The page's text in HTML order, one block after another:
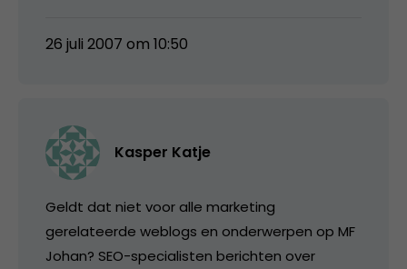
26 juli 2007 om 10:50
Kasper Katje
Geldt dat niet voor alle marketing
gerelateerde weblogs en onderwerpen op MF
Johan? SEO-specialisten berichten over